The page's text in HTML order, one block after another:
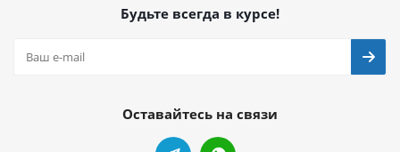
Будьте всегда в курсе!
Оставайтесь на связи